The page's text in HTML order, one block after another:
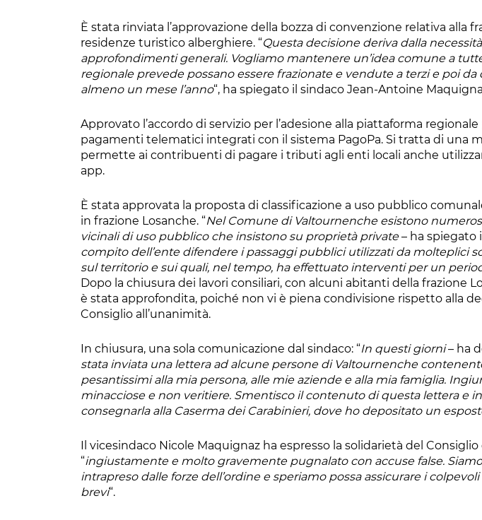
È stata rinviata l’approvazione della bozza di convenzione relativa alla
residenze turistico alberghiere. “Questa decisione deriva dalla
approfondimenti generali. Vogliamo mantenere un’idea comune a
regionale prevede possano essere frazionate e vendute a terzi e poi
almeno un mese l’anno“, ha spiegato il sindaco Jean-Antoine
Approvato l’accordo di servizio per l’adesione alla piattaforma regionale
pagamenti telematici integrati con il sistema PagoPa. Si tratta di una
permette ai contribuenti di pagare i tributi agli enti locali anche
app.
È stata approvata la proposta di classificazione a uso pubblico
in frazione Losanche. “Nel Comune di Valtournenche esistono
vicinali di uso pubblico che insistono su proprietà private– ha spiegato
compito dell’ente difendere i passaggi pubblici utilizzati da molteplici
sul territorio e sui quali, nel tempo, ha effettuato interventi per un
Dopo la chiusura dei lavori consiliari, con alcuni abitanti della frazione
è stata approfondita, poiché non vi è piena condivisione rispetto alla
Consiglio all’unanimità.
In chiusura, una sola comunicazione dal sindaco: “In questi giorni– ha
stata inviata una lettera ad alcune persone di Valtournenche
pesantissimi alla mia persona, alle mie aziende e alla mia famiglia.
minacciose e non veritiere. Smentisco il contenuto di questa lettera e
consegnarla alla Caserma dei Carabinieri, dove ho depositato un
Il vicesindaco Nicole Maquignaz ha espresso la solidarietà del
“ingiustamente e molto gravemente pugnalato con accuse false.
intrapreso dalle forze dell’ordine e speriamo possa assicurare i
brevi“.